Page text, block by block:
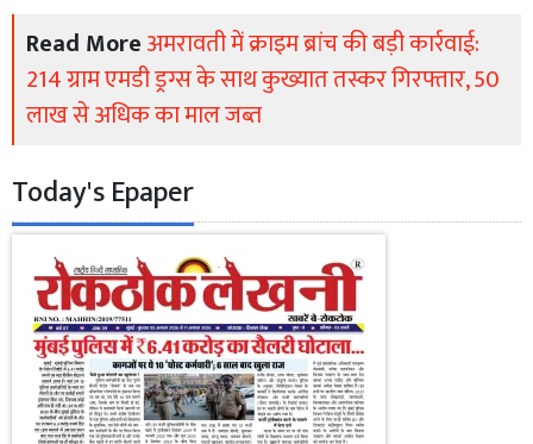
Read Moreअमरावती में क्राइम ब्रांच की बड़ी कार्रवाई:
214 ग्राम एमडी ड्रग्स के साथ कुख्यात तस्कर गिरफ्तार, 50
लाख से अधिक का माल जब्त
Today's Epaper